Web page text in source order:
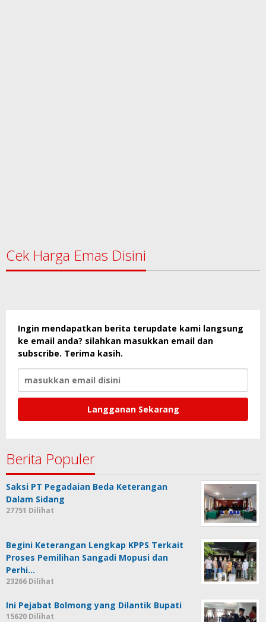
Cek Harga Emas Disini
Ingin mendapatkan berita terupdate kami langsung
ke email anda? silahkan masukkan email dan
subscribe. Terima kasih.
Berita Populer
Saksi PT Pegadaian Beda Keterangan
Dalam Sidang
27751 Dilihat
Begini Keterangan Lengkap KPPS Terkait
Proses Pemilihan Sangadi Mopusi dan
Perhi…
23266 Dilihat
Ini Pejabat Bolmong yang Dilantik Bupati
15620 Dilihat